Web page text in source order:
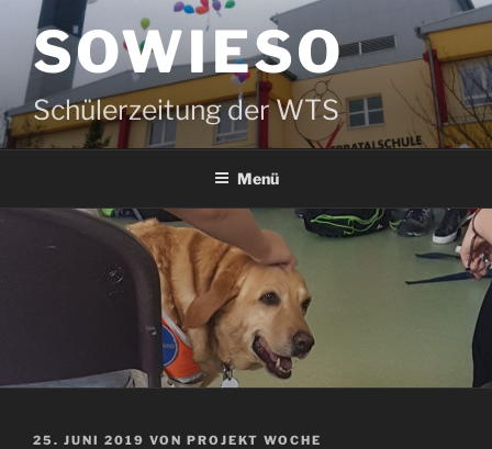
Inhalt
springenSOWIESO
Schülerzeitung der WTS
Menü
VERÖFFENTLICHT
25. JUNI 2019 VON PROJEKT WOCHE